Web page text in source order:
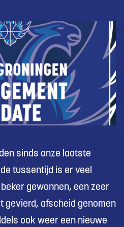
sinds onze laatste
tussentijd is er veel
gewonnen, een zeer
gevierd, afscheid genomen
ook weer een nieuwe